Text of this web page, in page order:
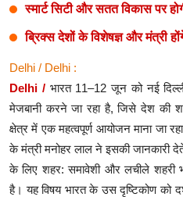
Environment
Lifestyle
Health
Development
Career
Literature
स्मार्ट सिटी और सतत विकास पर
ब्रिक्स देशों के विशेषज्ञ और मंत्री
Delhi / Delhi :
Delhi / भारत 11–12 जून को नई
मेजबानी करने जा रहा है, जिसे देश की
क्षेत्र में एक महत्वपूर्ण आयोजन माना जा
के मंत्री मनोहर लाल ने इसकी जानकारी
के लिए शहर: समावेशी और लचीले शहरी
है। यह विषय भारत के उस दृष्टिकोण को